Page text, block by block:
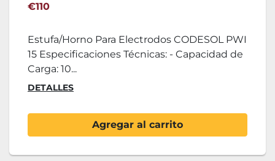
€110
Estufa/Horno Para Electrodos CODESOL PWI
15 Especificaciones Técnicas: - Capacidad de
Carga: 10...
DETALLES
Agregar al carrito